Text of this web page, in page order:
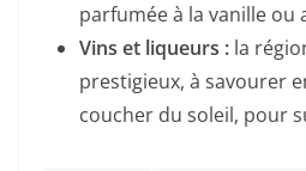
parfumée à la vanille ou
Vins et liqueurs : la
prestigieux, à savourer
coucher du soleil, pour